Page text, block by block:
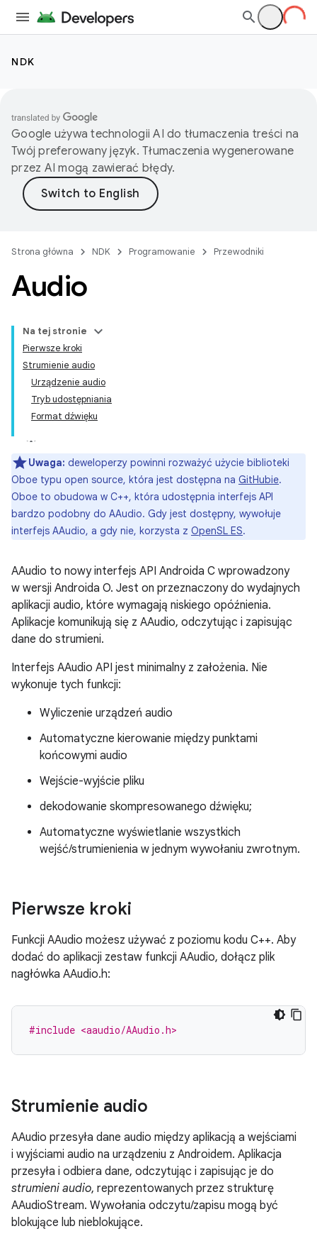
NDK
Google używa technologii AI do tłumaczenia treści na
Twój preferowany język. Tłumaczenia wygenerowane
przez AI mogą zawierać błędy.
Strona główna NDK Programowanie Przewodniki
Audio
Na tej stronie
Pierwsze kroki
Strumienie audio
Urządzenie audio
Tryb udostępniania
Format dźwięku
Uwaga: deweloperzy powinni rozważyć użycie biblioteki
Oboe typu open source, która jest dostępna na GitHubie.
Oboe to obudowa w C++, która udostępnia interfejs API
bardzo podobny do AAudio. Gdy jest dostępny, wywołuje
interfejs AAudio, a gdy nie, korzysta z OpenSL ES.
AAudio to nowy interfejs API Androida C wprowadzony
w wersji Androida O. Jest on przeznaczony do wydajnych
aplikacji audio, które wymagają niskiego opóźnienia.
Aplikacje komunikują się z AAudio, odczytując i zapisując
dane do strumieni.
Interfejs AAudio API jest minimalny z założenia. Nie
wykonuje tych funkcji:
Wyliczenie urządzeń audio
Automatyczne kierowanie między punktami
końcowymi audio
Wejście-wyjście pliku
dekodowanie skompresowanego dźwięku;
Automatyczne wyświetlanie wszystkich
wejść/strumienienia w jednym wywołaniu zwrotnym.
Pierwsze kroki
Funkcji AAudio możesz używać z poziomu kodu C++. Aby
dodać do aplikacji zestaw funkcji AAudio, dołącz plik
nagłówka AAudio.h:
#include <aaudio/AAudio.h>
Strumienie audio
AAudio przesyła dane audio między aplikacją a wejściami
i wyjściami audio na urządzeniu z Androidem. Aplikacja
przesyła i odbiera dane, odczytując i zapisując je do
strumieni audio, reprezentowanych przez strukturę
AAudioStream. Wywołania odczytu/zapisu mogą być
blokujące lub nieblokujące.